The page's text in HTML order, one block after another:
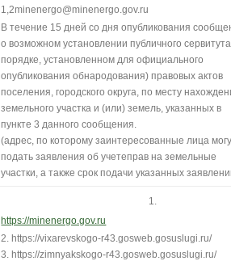
1,2minenergo@minenergo.gov.ru
В течение 15 дней со дня опубликования
о возможном установлении публичного
порядке, установленном для официального
опубликования обнародования) правовых актов
поселения, городского округа, по месту
земельного участка и (или) земель, указанных в
пункте 3 данного сообщения.
(адрес, по которому заинтересованные лица
подать заявления об учетеправ на земельные
участки, а также срок подачи указанных
1.
https://minenergo.gov.ru
2. https://vixarevskogo-r43.gosweb.gosuslugi.ru/
3. https://zimnyakskogo-r43.gosweb.gosuslugi.ru/